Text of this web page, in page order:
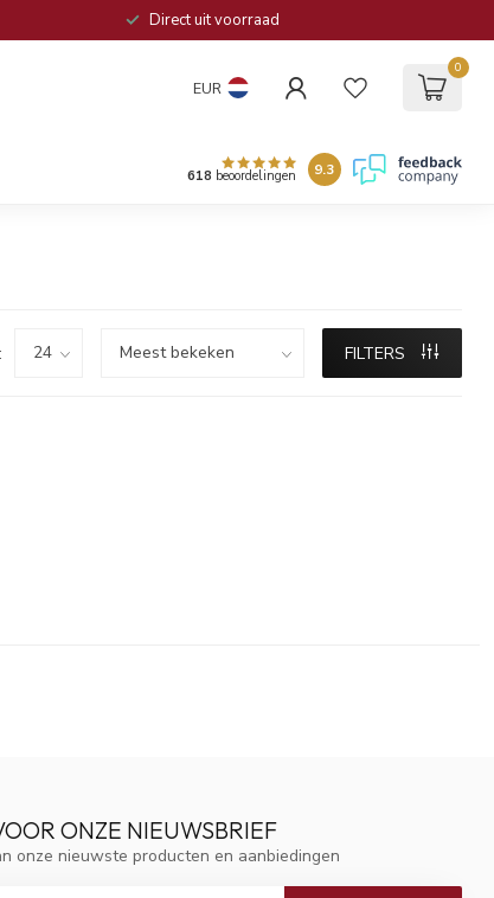
Direct uit voorraad
EUR
0
618 beoordelingen 9.3
FILTERS
ONZE NIEUWSBRIEF
onze nieuwste producten en aanbiedingen